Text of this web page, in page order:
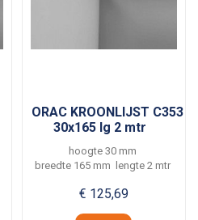
ORAC KROONLIJST C353
30x165 lg 2 mtr
hoogte 30 mm
breedte 165 mm lengte 2 mtr
€ 125,69